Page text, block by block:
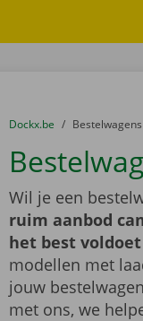
U bevindt zich hier:
van
Dockx.be naar
Bestelwagens
Wil je een
ruim aanbod
het best
modellen met
jouw
met ons, we